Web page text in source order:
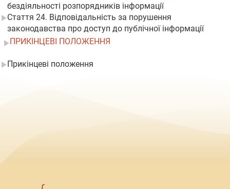
бездіяльності розпорядників інформації
Стаття 24. Відповідальність за порушення
законодавства про доступ до публічної інформації
ПРИКІНЦЕВІ ПОЛОЖЕННЯ
Прикінцеві положення